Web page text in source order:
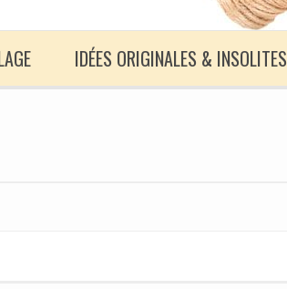
IDÉES ORIGINALES & INSOLITES